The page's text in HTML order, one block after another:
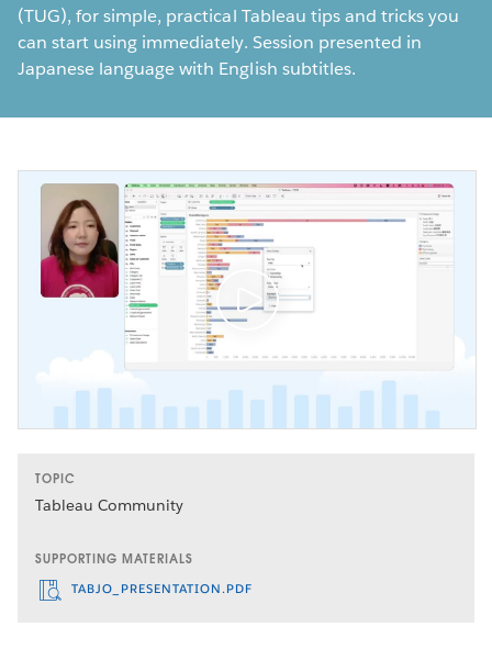
(TUG), for simple, practical Tableau tips and tricks you
can start using immediately. Session presented in
Japanese language with English subtitles.
TOPIC
Tableau Community
SUPPORTING MATERIALS
TABJO_PRESENTATION.PDF